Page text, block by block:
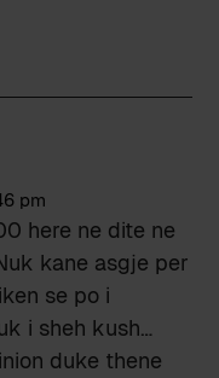
pm
here ne dite ne
kane asgje per
se po i
i sheh kush…
duke thene